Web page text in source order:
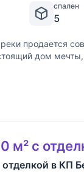
спален
5
продается
дом
с переездом.
м² с
в КП